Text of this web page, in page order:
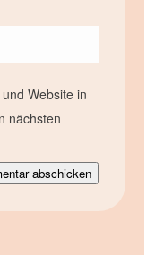
Website in
nächsten
abschicken